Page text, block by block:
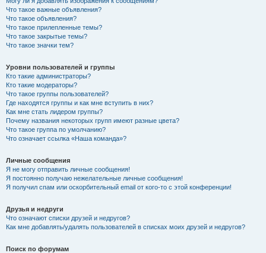
Что такое важные объявления?
Что такое объявления?
Что такое прилепленные темы?
Что такое закрытые темы?
Что такое значки тем?
Уровни пользователей и группы
Кто такие администраторы?
Кто такие модераторы?
Что такое группы пользователей?
Где находятся группы и как мне вступить в них?
Как мне стать лидером группы?
Почему названия некоторых групп имеют разные цвета?
Что такое группа по умолчанию?
Что означает ссылка «Наша команда»?
Личные сообщения
Я не могу отправить личные сообщения!
Я постоянно получаю нежелательные личные сообщения!
Я получил спам или оскорбительный email от кого-то с этой конференции!
Друзья и недруги
Что означают списки друзей и недругов?
Как мне добавлять/удалять пользователей в списках моих друзей и недругов?
Поиск по форумам